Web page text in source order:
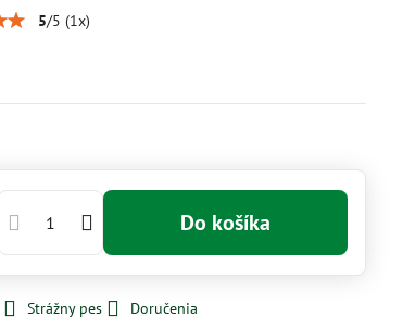
5/5 (1x)
Do košíka
Strážny pes Doručenia